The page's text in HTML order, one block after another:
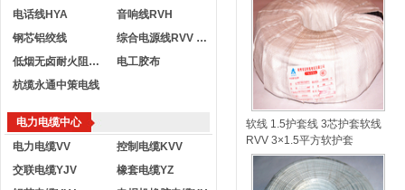
电话线HYA
音响线RVH
钢芯铝绞线
综合电源线RVV KVVR
低烟无卤耐火阻燃电线
电工胶布
杭缆永通中策电线
电力电缆中心
电力电缆VV
控制电缆KVV
交联电缆YJV
橡套电缆YZ
软线 1.5护套线 3芯护套软线
RVV 3×1.5平方软护套